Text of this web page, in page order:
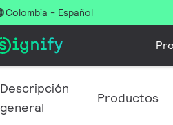
Colombia - Español
Descripción
general
Productos